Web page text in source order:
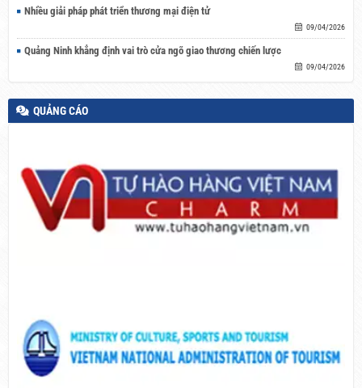
Nhiều giải pháp phát triển thương mại điện tử
09/04/2026
Quảng Ninh khẳng định vai trò cửa ngõ giao thương chiến lược
09/04/2026
QUẢNG CÁO